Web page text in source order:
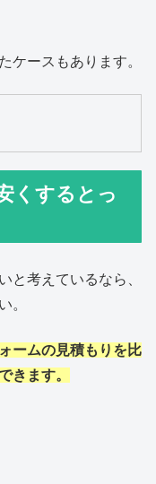
ケースもあります。
くするとっ
と考えているなら、
。
ームの見積もりを比
きます。